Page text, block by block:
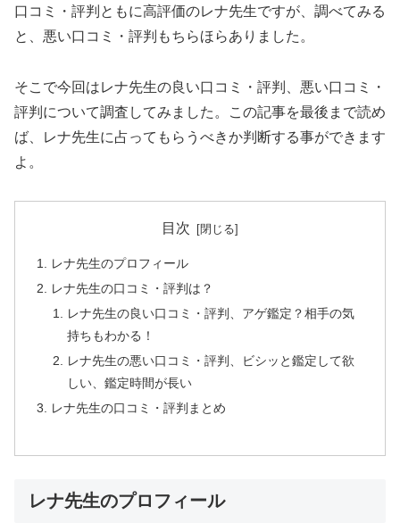
口コミ・評判ともに高評価のレナ先生ですが、調べてみる
と、悪い口コミ・評判もちらほらありました。
そこで今回はレナ先生の良い口コミ・評判、悪い口コミ・
評判について調査してみました。この記事を最後まで読め
ば、レナ先生に占ってもらうべきか判断する事ができます
よ。
目次
レナ先生のプロフィール
レナ先生の口コミ・評判は？
レナ先生の良い口コミ・評判、アゲ鑑定？相手の気
持ちもわかる！
レナ先生の悪い口コミ・評判、ビシッと鑑定して欲
しい、鑑定時間が長い
レナ先生の口コミ・評判まとめ
レナ先生のプロフィール